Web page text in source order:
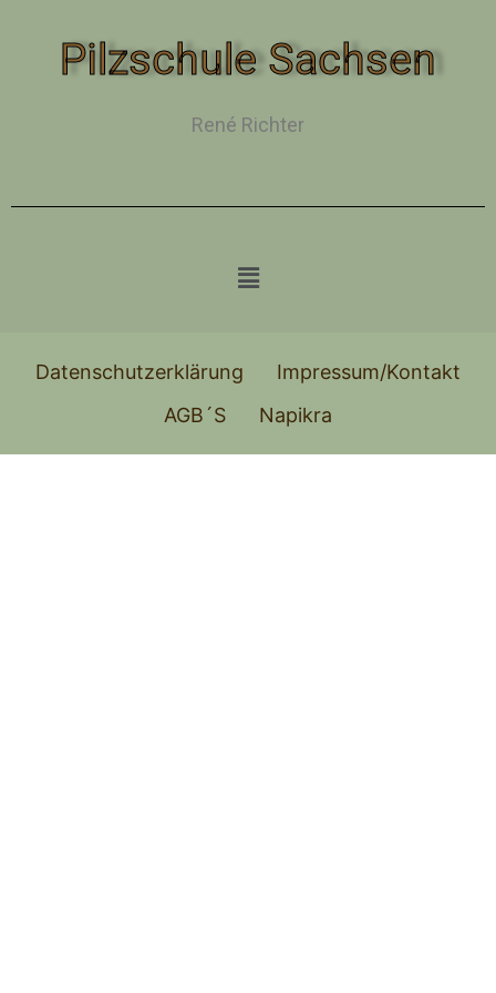
Pilzschule Sachsen
René Richter
Datenschutzerklärung
Impressum/Kontakt
AGB´S
Napikra